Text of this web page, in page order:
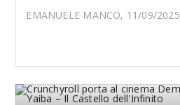
EMANUELE MANCO, 11/09/2025